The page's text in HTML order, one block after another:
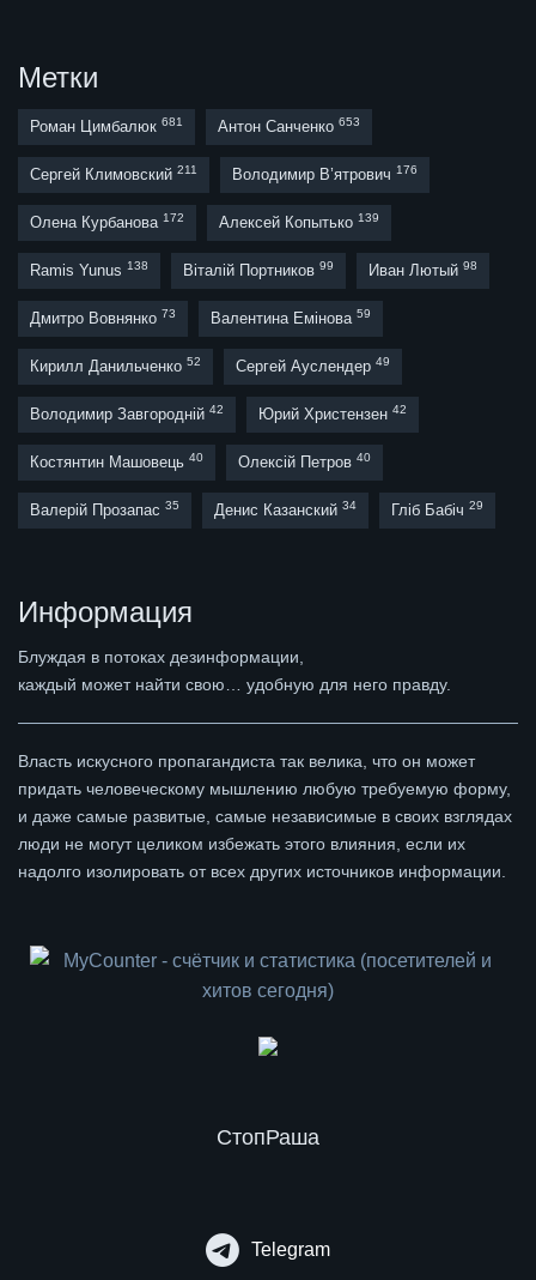
Метки
Роман Цимбалюк 681 Антон Санченко 653
Сергей Климовский 211 Володимир В’ятрович 176
Олена Курбанова 172 Алексей Копытько 139
Ramis Yunus 138 Віталій Портников 99 Иван Лютый 98
Дмитро Вовнянко 73 Валентина Емінова 59
Кирилл Данильченко 52 Сергей Ауслендер 49
Володимир Завгородній 42 Юрий Христензен 42
Костянтин Машовець 40 Олексій Петров 40
Валерій Прозапас 35 Денис Казанский 34 Гліб Бабіч 29
Информация
Блуждая в потоках дезинформации,
каждый может найти свою… удобную для него правду.
Власть искусного пропагандиста так велика, что он может
придать человеческому мышлению любую требуемую форму,
и даже самые развитые, самые независимые в своих взглядах
люди не могут целиком избежать этого влияния, если их
надолго изолировать от всех других источников информации.
СтопРаша
Telegram